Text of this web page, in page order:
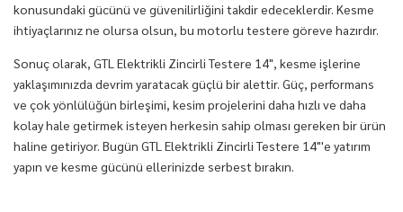
konusundaki gücünü ve güvenilirliğini takdir edeceklerdir. Kesme
ihtiyaçlarınız ne olursa olsun, bu motorlu testere göreve hazırdır.
Sonuç olarak, GTL Elektrikli Zincirli Testere 14", kesme işlerine
yaklaşımınızda devrim yaratacak güçlü bir alettir. Güç, performans
ve çok yönlülüğün birleşimi, kesim projelerini daha hızlı ve daha
kolay hale getirmek isteyen herkesin sahip olması gereken bir ürün
haline getiriyor. Bugün GTL Elektrikli Zincirli Testere 14"'e yatırım
yapın ve kesme gücünü ellerinizde serbest bırakın.